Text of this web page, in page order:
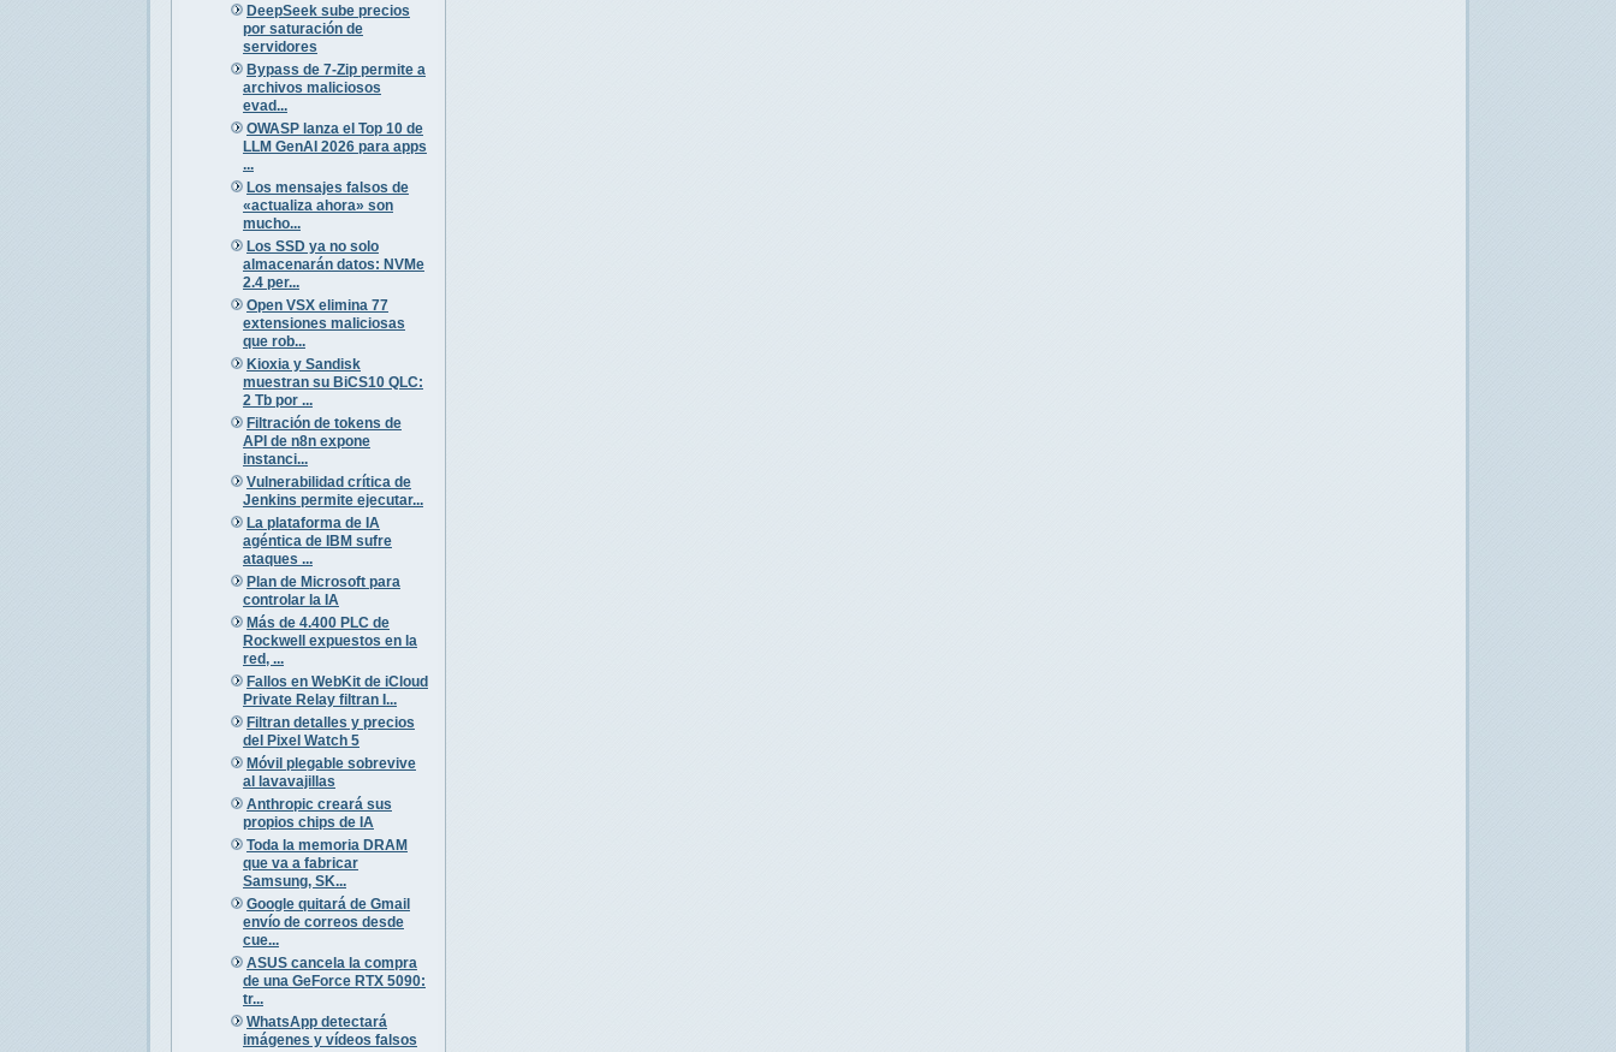
DeepSeek sube precios
por saturación de
servidores
Bypass de 7-Zip permite a
archivos maliciosos
evad...
OWASP lanza el Top 10 de
LLM GenAI 2026 para apps
...
Los mensajes falsos de
«actualiza ahora» son
mucho...
Los SSD ya no solo
almacenarán datos: NVMe
2.4 per...
Open VSX elimina 77
extensiones maliciosas
que rob...
Kioxia y Sandisk
muestran su BiCS10 QLC:
2 Tb por ...
Filtración de tokens de
API de n8n expone
instanci...
Vulnerabilidad crítica de
Jenkins permite ejecutar...
La plataforma de IA
agéntica de IBM sufre
ataques ...
Plan de Microsoft para
controlar la IA
Más de 4.400 PLC de
Rockwell expuestos en la
red, ...
Fallos en WebKit de iCloud
Private Relay filtran I...
Filtran detalles y precios
del Pixel Watch 5
Móvil plegable sobrevive
al lavavajillas
Anthropic creará sus
propios chips de IA
Toda la memoria DRAM
que va a fabricar
Samsung, SK...
Google quitará de Gmail
envío de correos desde
cue...
ASUS cancela la compra
de una GeForce RTX 5090:
tr...
WhatsApp detectará
imágenes y vídeos falsos